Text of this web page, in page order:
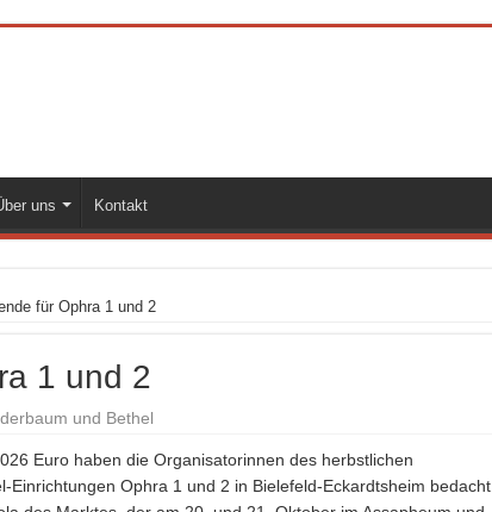
uns Kontakt
für Ophra 1 und 2
1 und 2
und Bethel
Euro haben die Organisatorinnen des herbstlichen
Einrichtungen Ophra 1 und 2 in Bielefeld-Eckardtsheim bedacht.